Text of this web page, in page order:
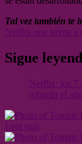
Tal vez también te
Sigue
Leer más